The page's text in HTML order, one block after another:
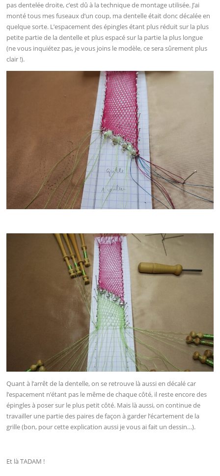
pas dentelée droite, c’est dû à la technique de montage utilisée. J’ai
monté tous mes fuseaux d’un coup, ma dentelle était donc décalée en
quelque sorte. L’espacement des épingles étant plus réduit sur la plus
petite partie de la dentelle et plus espacé sur la partie la plus longue
(ne vous inquiétez pas, je vous joins le modèle, ce sera sûrement plus
clair !).
Quant à l’arrêt de la dentelle, on se retrouve là aussi en décalé car
l’espacement n’étant pas le même de chaque côté, il reste encore des
épingles à poser sur le plus petit côté. Mais là aussi, on continue de
travailler une partie des paires de façon à garder l’écartement de la
grille (bon, pour cette explication aussi je vous ai fait un dessin…).
Et là TADAM !